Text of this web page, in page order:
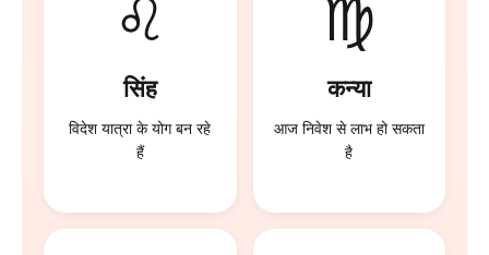
♌
सिंह
विदेश यात्रा के योग बन रहे
हैं
♍
कन्या
आज निवेश से लाभ हो सकता
है